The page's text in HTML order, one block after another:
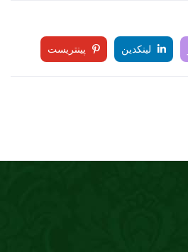
لینکدین پینتریست